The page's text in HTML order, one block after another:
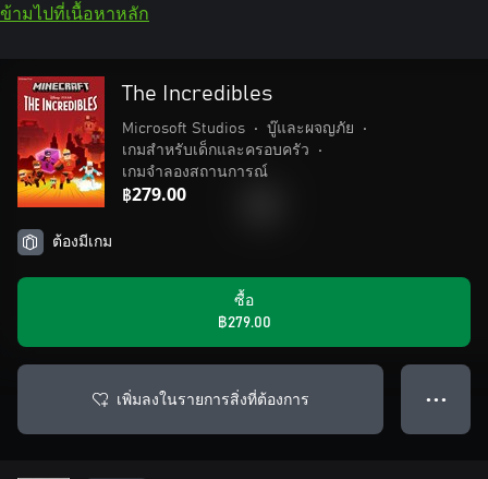
ข้ามไปที่เนื้อหาหลัก
The Incredibles
Microsoft Studios • บู๊และผจญภัย
•
เกมสำหรับเด็กและครอบครัว
•
เกมจำลองสถานการณ์
฿279.00
ต้องมีเกม
ซื้อ
฿279.00
เพิ่มลงในรายการสิ่งที่ต้องการ ● ● ●